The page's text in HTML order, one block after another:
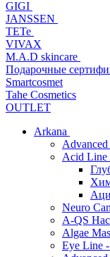
GIGI
JANSSEN
TETe
VIVAX
M.A.D skincare
Подарочные
Smartcosmet
Tahe Cosmetics
OUTLET
Arkana
Acid Line
Neuro
A-QS
Algae
Eye Line